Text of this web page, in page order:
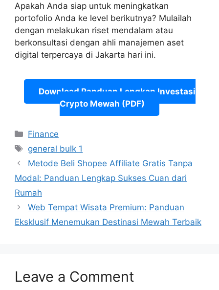
Apakah Anda siap untuk meningkatkan
portofolio Anda ke level berikutnya? Mulailah
dengan melakukan riset mendalam atau
berkonsultasi dengan ahli manajemen aset
digital terpercaya di Jakarta hari ini.
Download Panduan Lengkap Investasi
Crypto Mewah (PDF)
Categories
Finance
Tags
general bulk 1
Metode Beli Shopee Affiliate Gratis Tanpa
Modal: Panduan Lengkap Sukses Cuan dari
Rumah
Web Tempat Wisata Premium: Panduan
Eksklusif Menemukan Destinasi Mewah Terbaik
Leave a Comment